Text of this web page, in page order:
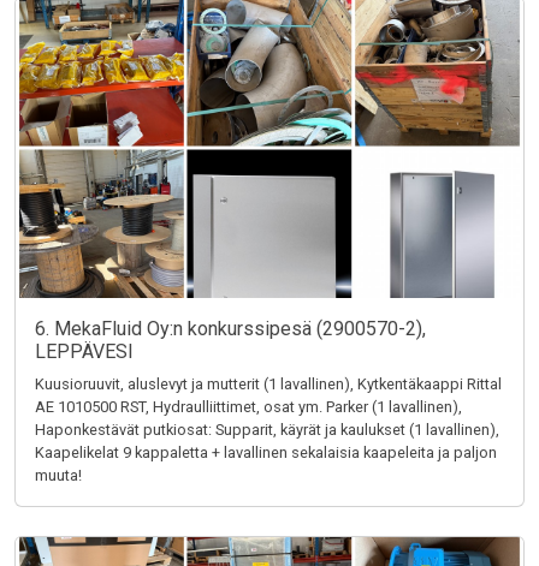
6. MekaFluid Oy:n konkurssipesä (2900570-2),
LEPPÄVESI
Kuusioruuvit, aluslevyt ja mutterit (1 lavallinen), Kytkentäkaappi Rittal
AE 1010500 RST, Hydraulliittimet, osat ym. Parker (1 lavallinen),
Haponkestävät putkiosat: Supparit, käyrät ja kaulukset (1 lavallinen),
Kaapelikelat 9 kappaletta + lavallinen sekalaisia kaapeleita ja paljon
muuta!